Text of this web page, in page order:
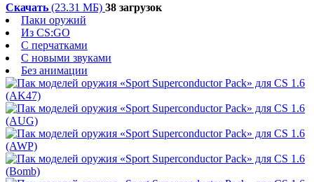
Скачать (23.31 МБ) 38 загрузок
Паки оружий
Из CS:GO
С перчатками
С новыми звуками
Без анимации